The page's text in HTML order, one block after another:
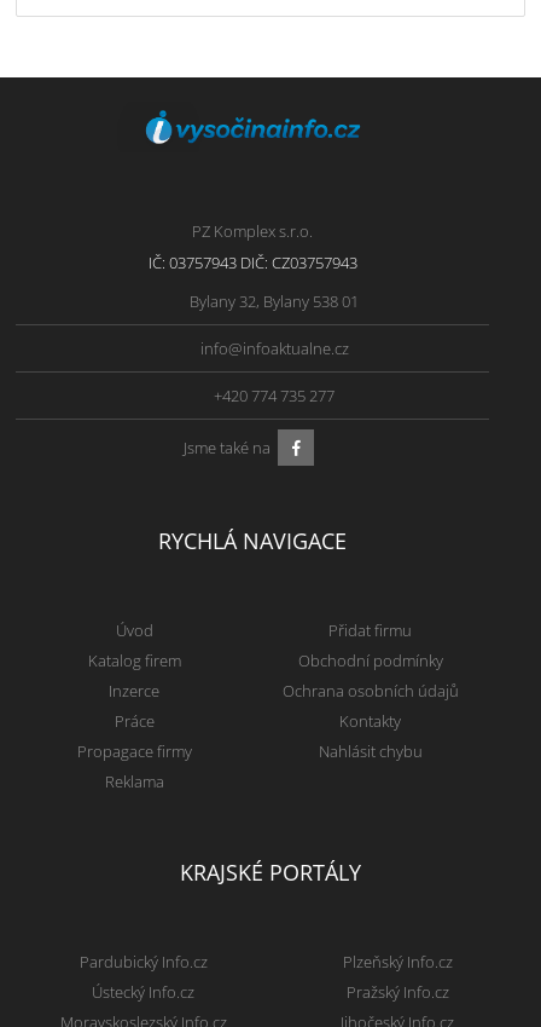
PZ Komplex s.r.o.
IČ: 03757943 DIČ: CZ03757943
Bylany 32, Bylany 538 01
info@infoaktualne.cz
+420 774 735 277
Jsme také na
RYCHLÁ NAVIGACE
Úvod
Katalog firem
Inzerce
Práce
Propagace firmy
Reklama
Přidat firmu
Obchodní podmínky
Ochrana osobních údajů
Kontakty
Nahlásit chybu
KRAJSKÉ PORTÁLY
Pardubický Info.cz
Ústecký Info.cz
Moravskoslezský Info.cz
Plzeňský Info.cz
Pražský Info.cz
Jihočeský Info.cz